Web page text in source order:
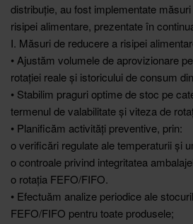
distribuție, au fost implementate
risipei alimentare, prezentate în
I. Măsuri de reducere a risipei
• Ajustăm volumele de aprovizionare
rotației reale și istoricului de consum
• Stabilim praguri optime de stoc pe
termenul de valabilitate și viteza de
• Planificăm activități preventive, prin:
o verificări regulate ale temperaturii și
o controale privind integritatea
o rotația FEFO/FIFO.
• Efectuăm analize periodice ale
FEFO/FIFO pentru toate produsele;